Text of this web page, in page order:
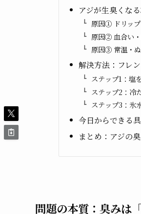
アジが生臭くな
原因① ドリッ
原因② 血合い
原因③ 常温・
解決方法：フレ
ステップ1：塩
ステップ2：冷
ステップ3：氷
今日からできる
まとめ：アジの
問題の本質：臭みは